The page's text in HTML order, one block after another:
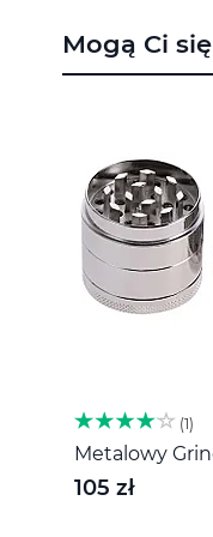
początek
Mogą Ci
1
Metalowy
105 zł